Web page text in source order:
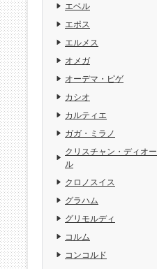
エベル
エポス
エルメス
オメガ
オーデマ・ピゲ
カシオ
カルティエ
ガガ・ミラノ
クリスチャン・ディオー
ル
クロノスイス
グラハム
グリモルディ
コルム
コンコルド